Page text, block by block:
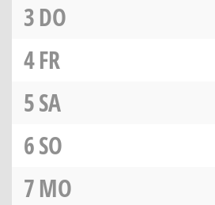
3DO
4FR
5SA
6SO
7MO